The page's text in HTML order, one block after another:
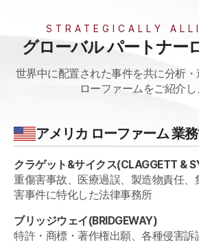
STRATEGICALLY
グローバル パートナー
世界中に配置された事件を共に分析
ローファームをご紹介し
アメリカ ローファーム 業
クラゲット&サイクス(CLAGGETT &
重傷害事故、医療過誤、製造物責任、
害事件に特化した法律事務所
ブリッジウェイ(BRIDGEWAY)
特許・商標・著作権出願、各種侵害訴